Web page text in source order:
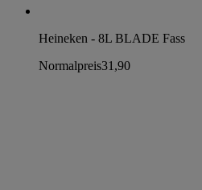
Heineken - 8L BLADE Fass
Normalpreis31,90